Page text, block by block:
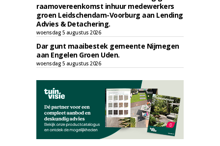
raamovereenkomst inhuur medewerkers
groen Leidschendam-Voorburg aan Lending
Advies & Detachering.
woensdag 5 augustus 2026
Dar gunt maaibestek gemeente Nijmegen
aan Engelen Groen Uden.
woensdag 5 augustus 2026